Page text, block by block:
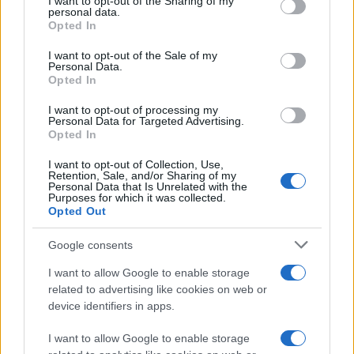
grant or deny consent to Google and its third-party tags to
use your data for below specified purposes in below Google
consent section.
personal data.
Opted In
I want to opt-out of the Sale of my
Personal Data.
Opted In
I want to opt-out of processing my
Personal Data for Targeted Advertising.
Opted In
I want to opt-out of Collection, Use,
Retention, Sale, and/or Sharing of my
Personal Data that Is Unrelated with the
Purposes for which it was collected.
Opted Out
Google consents
I want to allow Google to enable storage
related to advertising like cookies on web or
device identifiers in apps.
I want to allow Google to enable storage
ενδιαφέρεστε μπορείτε να ρίξετε μια ματιά εδώ